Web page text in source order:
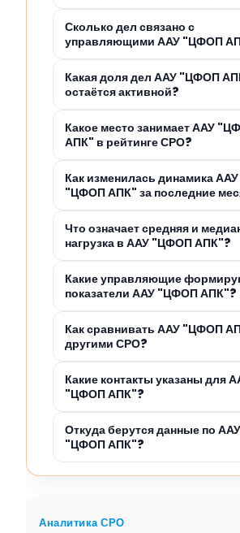
Сколько дел связано с
управляющими ААУ "ЦФОП
Какая доля дел ААУ "ЦФОП
остаётся активной?
Какое место занимает ААУ
АПК" в рейтинге СРО?
Как изменилась динамика ААУ
"ЦФОП АПК" за последние
Что означает средняя и
нагрузка в ААУ "ЦФОП АПК"?
Какие управляющие
показатели ААУ "ЦФОП АПК"?
Как сравнивать ААУ "ЦФОП
другими СРО?
Какие контакты указаны для
"ЦФОП АПК"?
Откуда берутся данные по ААУ
"ЦФОП АПК"?
Аналитика СРО